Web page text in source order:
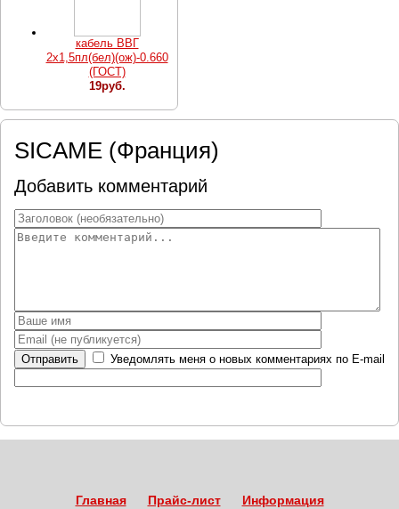
кабель ВВГ
2х1,5пл(бел)(ож)-0.660
(ГОСТ)
19руб.
SICAME (Франция)
Добавить комментарий
Отправить Уведомлять меня о новых комментариях по E-mail
Главная Прайс-лист
Информация